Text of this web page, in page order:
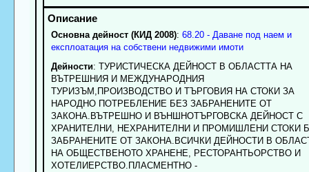
Основна дейност (КИД 2008): 68.20 - Даване под наем и
експлоатация на собствени недвижими имоти
Дейности: ТУРИСТИЧЕСКА ДЕЙНОСТ В ОБЛАСТТА НА
ВЪТРЕШНИЯ И МЕЖДУНАРОДНИЯ
ТУРИЗЪМ,ПРОИЗВОДСТВО И ТЪРГОВИЯ НА СТОКИ ЗА
НАРОДНО ПОТРЕБЛЕНИЕ БЕЗ ЗАБРАНЕНИТЕ ОТ
ЗАКОНА.ВЪТРЕШНО И ВЪНШНОТЪРГОВСКА ДЕЙНОСТ С
ХРАНИТЕЛНИ, НЕХРАНИТЕЛНИ И ПРОМИШЛЕНИ СТОКИ
ЗАБРАНЕНИТЕ ОТ ЗАКОНА.ВСИЧКИ ДЕЙНОСТИ В
НА ОБЩЕСТВЕНОТО ХРАНЕНЕ, РЕСТОРАНТЬОРСТВО И
ХОТЕЛИЕРСТВО.ПЛАСМЕНТНО -